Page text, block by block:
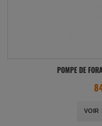
POMPE DE
VOIR